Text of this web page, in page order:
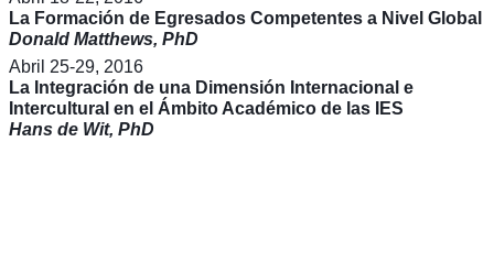
La Formación de Egresados Competentes a Nivel Global
Donald Matthews, PhD
Abril 25-29, 2016
La Integración de una Dimensión Internacional e
Intercultural en el Ámbito Académico de las IES
Hans de Wit, PhD